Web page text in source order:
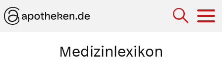
Medizinlexikon